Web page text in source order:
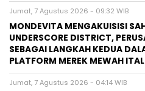
Jumat, 7 Agustus 2026 - 09:32 WIB
MONDEVITA MENGAKUISISI
UNDERSCORE DISTRICT,
SEBAGAI LANGKAH KEDUA
PLATFORM MEREK MEWAH
Jumat, 7 Agustus 2026 - 04:14 WIB